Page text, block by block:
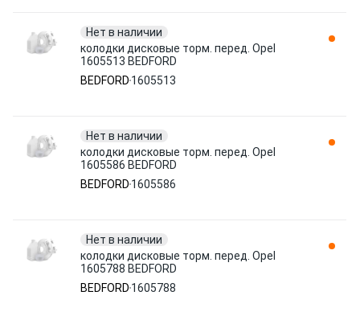
Нет в наличии
колодки дисковые торм. перед. Opel
1605513 BEDFORD
BEDFORD 1605513
Нет в наличии
колодки дисковые торм. перед. Opel
1605586 BEDFORD
BEDFORD 1605586
Нет в наличии
колодки дисковые торм. перед. Opel
1605788 BEDFORD
BEDFORD 1605788